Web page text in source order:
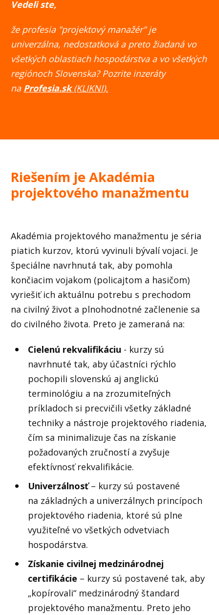
Vedeli ste,
že profesia "projektový manažér" je
univerzálna, nedostatková a preto žiadaná vo
všetkých oblastiach hospodárstva a vo všetkých
regiónoch Slovenska?Pozrite inzeráty
na Profesia.sk(KLIKNI).
Riešením je Akadémia
projektového manažmentu
Akadémia projektového manažmentu je séria
piatich kurzov, ktorú vyvinuli bývalí vojaci. Je
špeciálne navrhnutá tak, aby pomohla
končiacim vojakom (policajtom a hasičom)
vyriešiť ich aktuálnu potrebu s prechodom
na civilný život a plnohodnotné začlenenie sa
do civilného života. Preto je zameraná na:
Cielenú rekvalifikáciu - kurzy sú
navrhnuté tak, aby účastníci rýchlo
pochopili slovenskú aj anglickú
terminológiu a na zrozumiteľných
príkladoch si precvičili všetky základné
techniky a nástroje projektového riadenia,
čím sa minimalizuje čas na získanie
požadovaných zručností a zvyšuje
efektívnosť rekvalifikácie.
Univerzálnosť– kurzy sú postavené
na základných a univerzálnych princípoch
projektového riadenia, ktoré sú plne
využiteľné vo všetkých odvetviach
hospodárstva.
Získanie civilnej medzinárodnej
certifikácie – kurzy sú postavené tak, aby
„kopírovali“ medzinárodný štandard
projektového manažmentu. Preto jeho